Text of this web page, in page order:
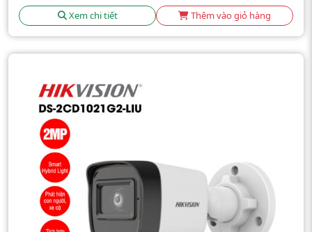
Xem chi tiết Thêm vào giỏ hàng